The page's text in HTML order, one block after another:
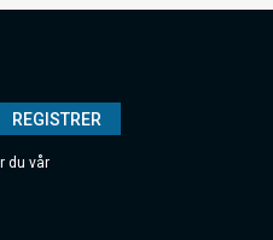
REGISTRER
du vår